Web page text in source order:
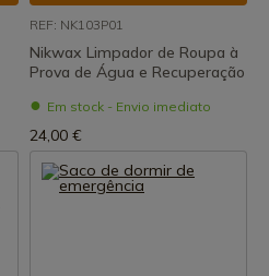
REF: NK103P01
Nikwax Limpador de Roupa à
Prova de Água e Recuperação
Em stock - Envio imediato
24,00 €